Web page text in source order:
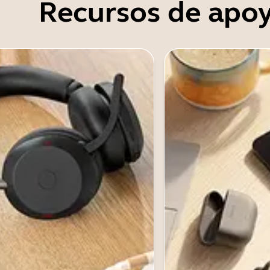
Recursos de